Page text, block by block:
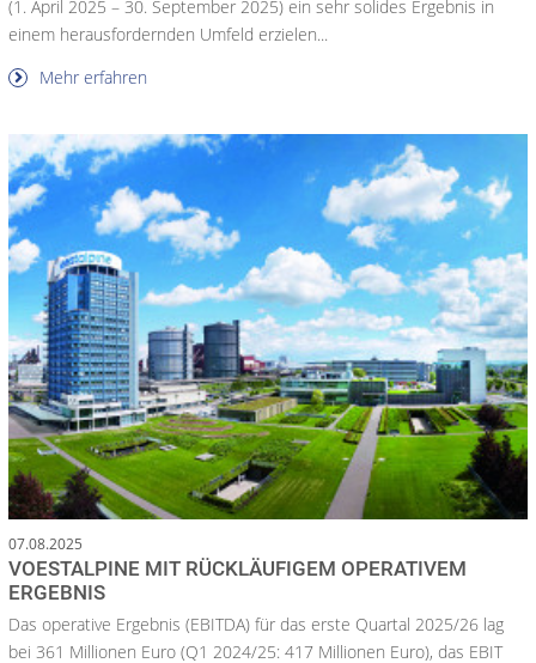
(1. April 2025 – 30. September 2025) ein sehr solides Ergebnis in
einem herausfordernden Umfeld erzielen...
Mehr erfahren
07.08.2025
VOESTALPINE MIT RÜCKLÄUFIGEM OPERATIVEM
ERGEBNIS
Das operative Ergebnis (EBITDA) für das erste Quartal 2025/26 lag
bei 361 Millionen Euro (Q1 2024/25: 417 Millionen Euro), das EBIT